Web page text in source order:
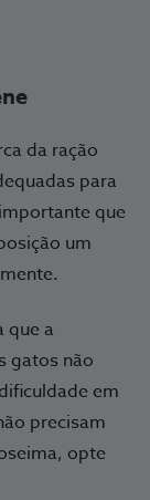
da ração
para
que
um
que a
gatos não
em
precisam
opte